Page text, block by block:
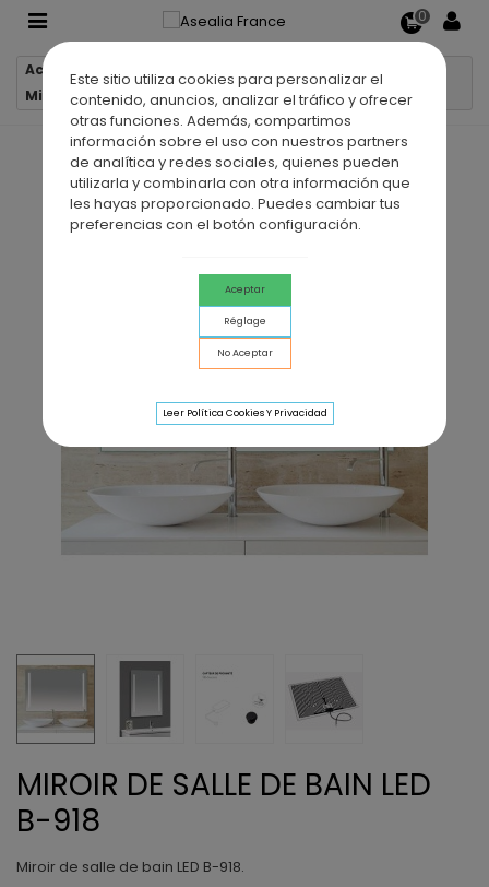
Este sitio utiliza cookies para personalizar el
contenido, anuncios, analizar el tráfico y ofrecer
otras funciones. Además, compartimos
información sobre el uso con nuestros partners
de analítica y redes sociales, quienes pueden
utilizarla y combinarla con otra información que
les hayas proporcionado. Puedes cambiar tus
preferencias con el botón configuración.
Aceptar
Réglage
No Aceptar
Leer Política Cookies Y Privacidad
0
Accueil
Miroir de salle de bain LED B-918
MIROIR DE SALLE DE BAIN LED
B-918
Miroir de salle de bain LED B-918.